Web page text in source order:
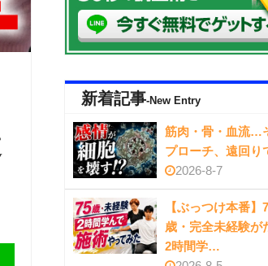
新着記事-New Entry
筋肉・骨・血流…
プローチ、遠回り
2026-8-7
【ぶっつけ本番】
歳・完全未経験が
2時間学…